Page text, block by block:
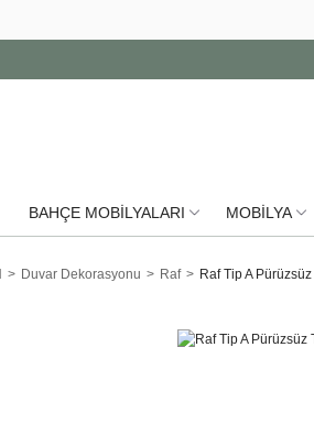
BAHÇE MOBİLYALARI MOBİLYA
Duvar Dekorasyonu Raf Raf Tip A